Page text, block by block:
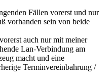
Fällen vorerst und nur
vorhanden sein von beide
auch nur mit meiner
Lan-Verbindung am
macht und eine
Terminvereinbahrung /